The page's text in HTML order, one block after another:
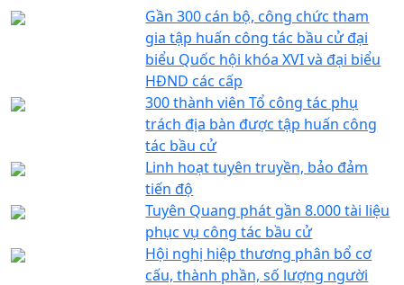
Gần 300 cán bộ, công chức tham
gia tập huấn công tác bầu cử đại
biểu Quốc hội khóa XVI và đại biểu
HĐND các cấp
300 thành viên Tổ công tác phụ
trách địa bàn được tập huấn công
tác bầu cử
Linh hoạt tuyên truyền, bảo đảm
tiến độ
Tuyên Quang phát gần 8.000 tài liệu
phục vụ công tác bầu cử
Hội nghị hiệp thương phân bổ cơ
cấu, thành phần, số lượng người